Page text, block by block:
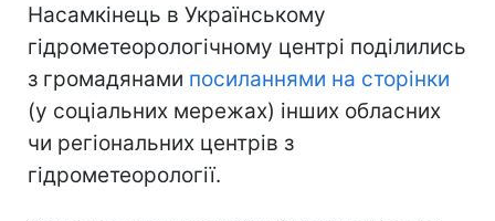
Насамкінець в Українському
гідрометеорологічному центрі поділились
з громадянами посиланнями на сторінки
(у соціальних мережах) інших обласних
чи регіональних центрів з
гідрометеорології.